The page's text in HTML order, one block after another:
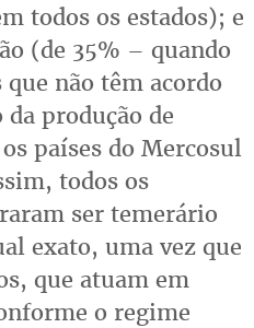
todos os estados); e
(de 35% – quando
não têm acordo
produção de
países do Mercosul
todos os
ser temerário
exato, uma vez que
que atuam em
o regime